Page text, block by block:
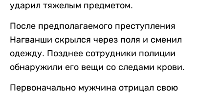
ударил тяжелым предметом.
После предполагаемого преступления
Нагванши скрылся через поля и сменил
одежду. Позднее сотрудники полиции
обнаружили его вещи со следами крови.
Первоначально мужчина отрицал свою